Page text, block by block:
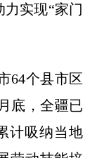
力实现“家门
64个县市区
底，全疆已
计吸纳当地